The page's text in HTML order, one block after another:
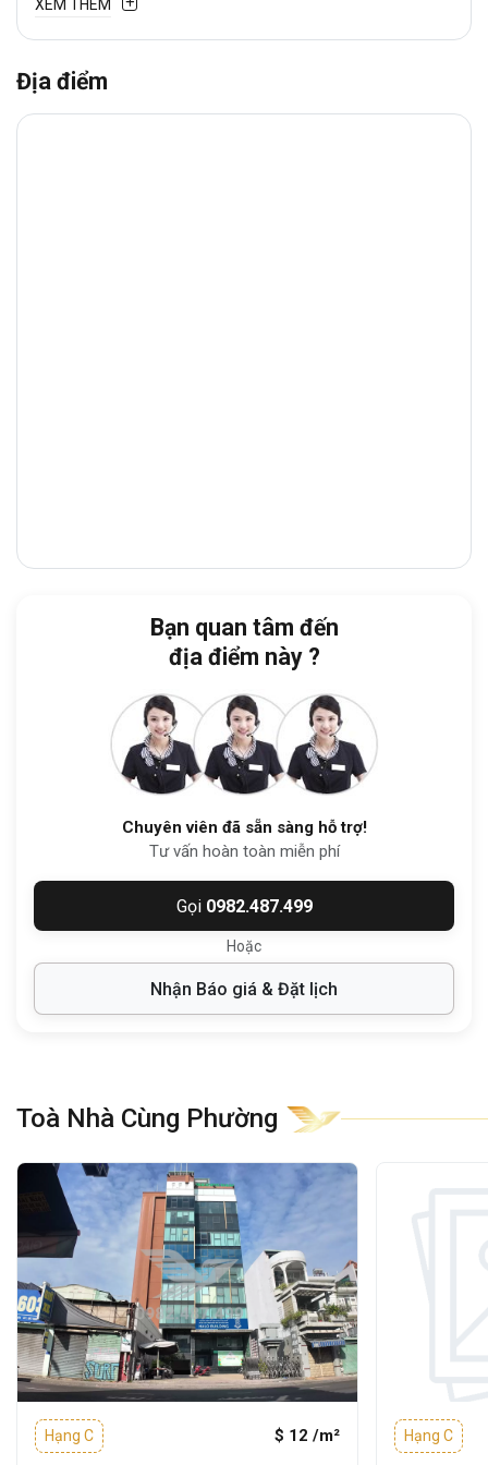
hàng và nhà hàng giúp doanh nghiệp thuận
tiện giao dịch và tiếp đón đối tác.
Từ tòa nhà, doanh nghiệp dễ dàng di
chuyển đến:
Trường THCS Độc Lập
1 phút đi bộ
Trường THCS Trần Huy Liệu :2 phút
Co.opmart Nguyễn Kiệm:
UBND Phường Đức Nhuận
Đặc biệt, tòa nhà nằm ngay khu
hàng, quán café, nhà hàng, và dễ dàng kết
nối với các trục đường huyết mạch
nhưNguyễn Kiệm, Phan Đăng Lưu, Phan
Xích
Long...
2. Quy mô và thiết kế tòa nhà
Văn phòng Legend Office được đầu tư và
xây dựng theo tiêu chuẩn văn phòng hạng
C, mang lại không gian làm việc chuyên
nghiệp, thân thiện và tối ưu cho doanh
nghiệp.
XEM THÊM
Địa điểm
Bạn quan tâm đến
địa điểm này ?
Chuyên viên đã sẵn sàng hỗ trợ!
Tư vấn hoàn toàn miễn phí
Gọi 0982.487.499
Hoặc
Nhận Báo giá & Đặt lịch
Toà Nhà Cùng Phường
Hạng C $ 12 /m² Hạng C